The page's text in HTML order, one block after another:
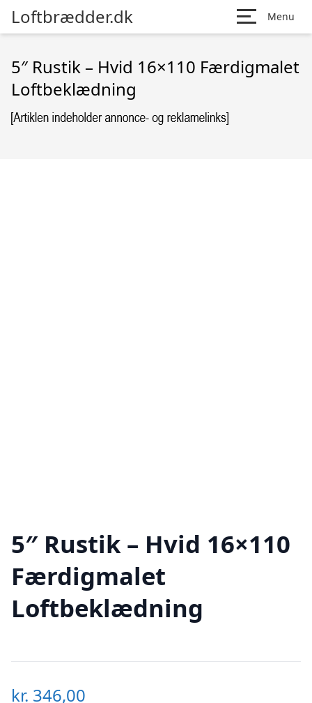
Loftbrædder.dk Menu
5″ Rustik – Hvid 16×110 Færdigmalet
Loftbeklædning
5″ Rustik – Hvid 16×110
Færdigmalet
Loftbeklædning
kr. 346,00